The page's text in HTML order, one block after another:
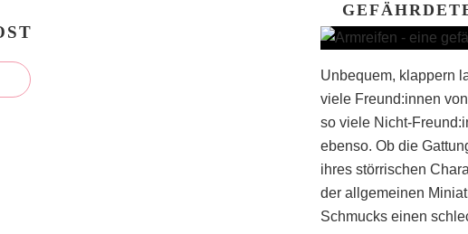
Unbequem, klappern
viele Freund:innen
so viele Nicht-
ebenso. Ob die
ihres störrischen
der allgemeinen
Schmucks einen